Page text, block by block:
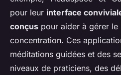
pour leur interface
conçus pour aider à gérer
concentration. Ces
méditations guidées et des
niveaux de praticiens, des